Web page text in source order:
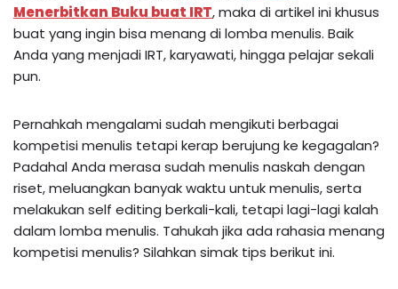
Menerbitkan Buku buat IRT, maka di artikel ini khusus
buat yang ingin bisa menang di lomba menulis. Baik
Anda yang menjadi IRT, karyawati, hingga pelajar sekali
pun.
Pernahkah mengalami sudah mengikuti berbagai
kompetisi menulis tetapi kerap berujung ke kegagalan?
Padahal Anda merasa sudah menulis naskah dengan
riset, meluangkan banyak waktu untuk menulis, serta
melakukan self editing berkali-kali, tetapi lagi-lagi kalah
dalam lomba menulis. Tahukah jika ada rahasia menang
kompetisi menulis? Silahkan simak tips berikut ini.